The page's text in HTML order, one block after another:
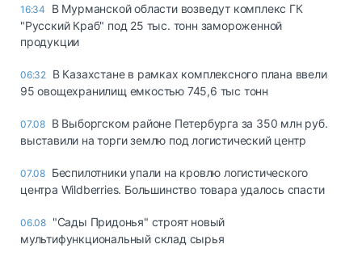
16:34
В Мурманской области возведут комплекс ГК
"Русский Краб" под 25 тыс. тонн замороженной
продукции
06:32 В Казахстане в рамках комплексного плана ввели
95 овощехранилищ емкостью 745,6 тыс тонн
07.08 В Выборгском районе Петербурга за 350 млн руб.
выставили на торги землю под логистический центр
07.08 Беспилотники упали на кровлю логистического
центра Wildberries. Большинство товара удалось спасти
06.08 "Сады Придонья" строят новый
мультифункциональный склад сырья